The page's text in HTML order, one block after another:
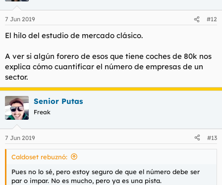
7 Jun 2019 #12
El hilo del estudio de mercado clásico.
A ver si algún forero de esos que tiene coches de 80k nos
explica cómo cuantificar el número de empresas de un
sector.
Senior Putas
Freak
7 Jun 2019 #13
Caldoset rebuznó:
Pues no lo sé, pero estoy seguro de que el número debe ser
par o impar. No es mucho, pero ya es una pista.